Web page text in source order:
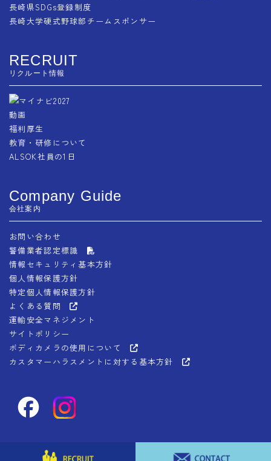
長崎県SDGs登録制度
長崎大学硬式野球部チームスポンサー
RECRUIT
リクルート情報
動画
福利厚生
教育・研修について
ALSOK社員の1日
Company Guide
会社案内
お問い合わせ
警備業者認定標識
情報セキュリティ基本方針
個人情報保護方針
特定個人情報保護方針
よくある質問
運輸安全マネジメント
サイトポリシー
ボディカメラの使用について
カスタマーハラスメントに対する基本方針
Copyright © 2025-2026 ALSOK NISHIKYUSHU CO.,LTD. All rights reserved.